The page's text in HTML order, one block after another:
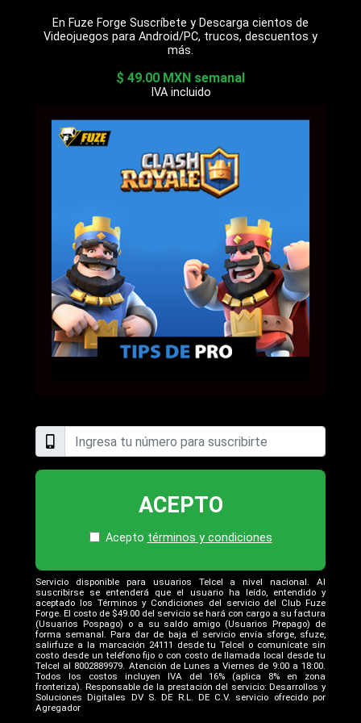
En Fuze Forge Suscríbete y Descarga cientos de
Videojuegos para Android/PC, trucos, descuentos y
más.
$ 49.00 MXN semanal
IVA incluido
ACEPTO
Acepto términos y condiciones
Servicio disponible para usuarios Telcel a nivel nacional. Al
suscribirse se entenderá que el usuario ha leído, entendido y
aceptado los Términos y Condiciones del servicio del Club Fuze
Forge. El costo de $49.00 del servicio se hará con cargo a su factura
(Usuarios Pospago) o a su saldo amigo (Usuarios Prepago) de
forma semanal. Para dar de baja el servicio envía sforge, sfuze,
salirfuze a la marcación 24111 desde tu Telcel o comunícate sin
costo desde un teléfono fijo o con costo de llamada local desde tu
Telcel al 8002889979. Atención de Lunes a Viernes de 9:00 a 18:00.
Todos los costos incluyen IVA del 16% (aplica 8% en zona
fronteriza). Responsable de la prestación del servicio: Desarrollos y
Soluciones Digitales DV S. DE R.L. DE C.V. servicio ofrecido por
Agregador